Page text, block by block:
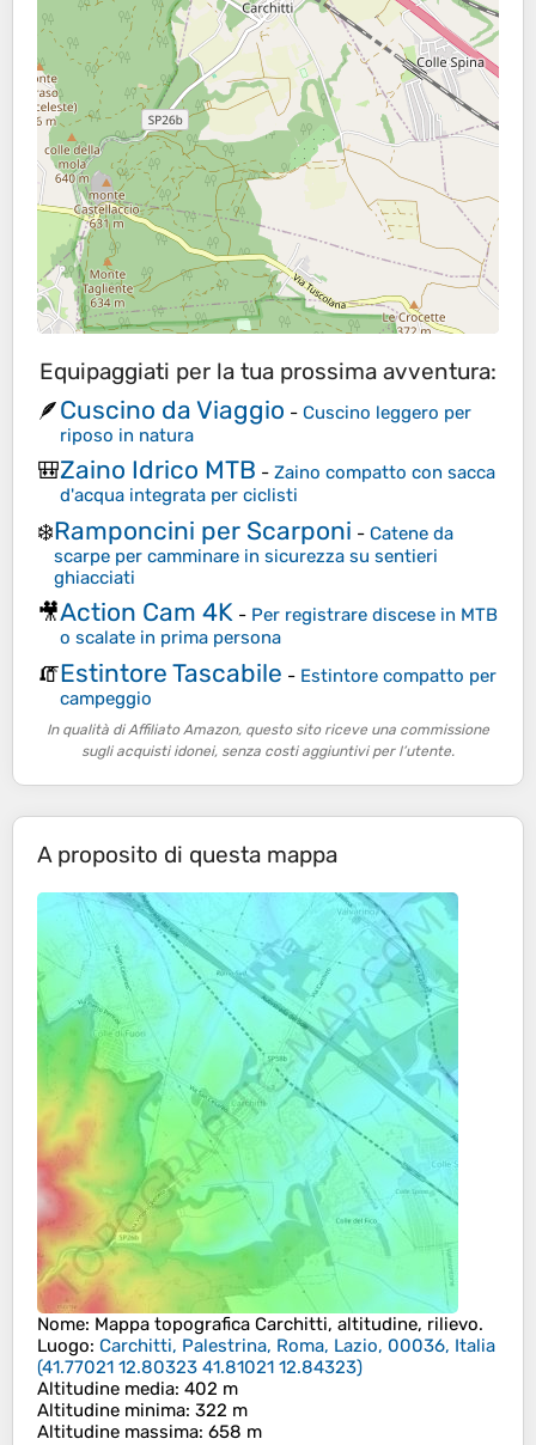
Equipaggiati per la tua prossima avventura:
🪶Cuscino da Viaggio - Cuscino leggero per
riposo in natura
🎒Zaino Idrico MTB - Zaino compatto con sacca
d'acqua integrata per ciclisti
❄️Ramponcini per Scarponi - Catene da
scarpe per camminare in sicurezza su sentieri
ghiacciati
🎥Action Cam 4K - Per registrare discese in MTB
o scalate in prima persona
🧯Estintore Tascabile - Estintore compatto per
campeggio
In qualità di Affiliato Amazon, questo sito riceve una commissione
sugli acquisti idonei, senza costi aggiuntivi per l’utente.
A proposito di questa mappa
Nome: Mappa topografica Carchitti, altitudine, rilievo.
Luogo: Carchitti, Palestrina, Roma, Lazio, 00036, Italia
(41.77021 12.80323 41.81021 12.84323)
Altitudine media: 402 m
Altitudine minima: 322 m
Altitudine massima: 658 m